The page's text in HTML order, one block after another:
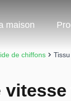
maison
de chiffons